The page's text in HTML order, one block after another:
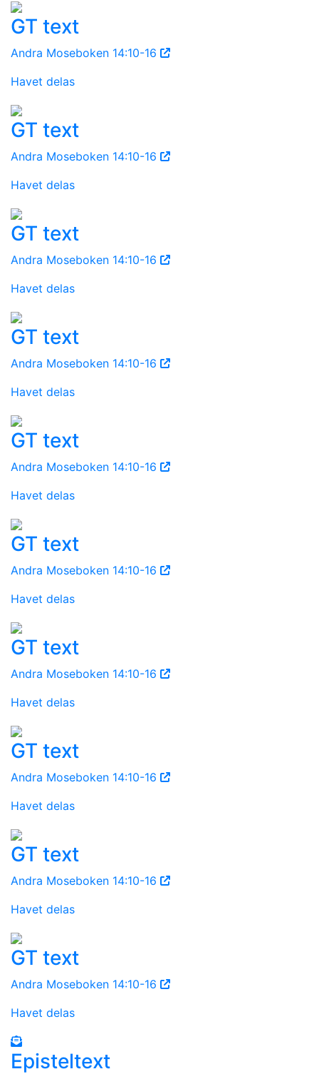
GT text
Andra Moseboken 14:10-16
Havet delas
GT text
Andra Moseboken 14:10-16
Havet delas
GT text
Andra Moseboken 14:10-16
Havet delas
GT text
Andra Moseboken 14:10-16
Havet delas
GT text
Andra Moseboken 14:10-16
Havet delas
GT text
Andra Moseboken 14:10-16
Havet delas
GT text
Andra Moseboken 14:10-16
Havet delas
GT text
Andra Moseboken 14:10-16
Havet delas
GT text
Andra Moseboken 14:10-16
Havet delas
GT text
Andra Moseboken 14:10-16
Havet delas
Episteltext